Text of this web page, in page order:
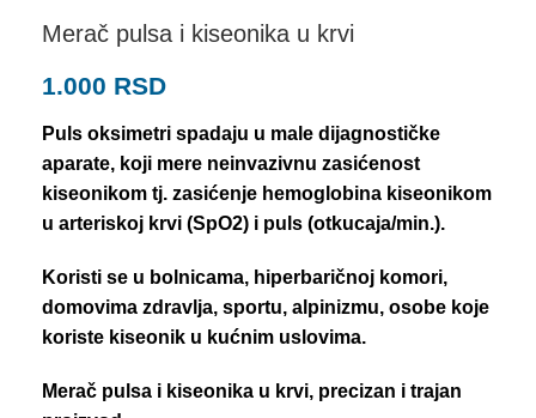
Merač pulsa i kiseonika u krvi
1.000 RSD
Puls oksimetri spadaju u male dijagnostičke
aparate, koji mere neinvazivnu zasićenost
kiseonikom tj. zasićenje hemoglobina kiseonikom
u arteriskoj krvi (SpO2) i puls (otkucaja/min.).
Koristi se u bolnicama, hiperbaričnoj komori,
domovima zdravlja, sportu, alpinizmu, osobe koje
koriste kiseonik u kućnim uslovima.
Merač pulsa i kiseonika u krvi, precizan i trajan